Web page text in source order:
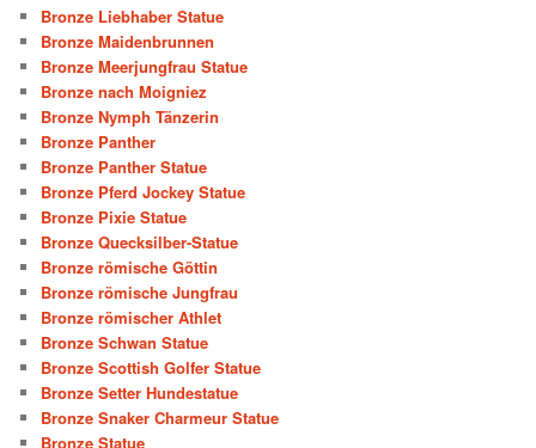
Bronze Liebhaber Statue
Bronze Maidenbrunnen
Bronze Meerjungfrau Statue
Bronze nach Moigniez
Bronze Nymph Tänzerin
Bronze Panther
Bronze Panther Statue
Bronze Pferd Jockey Statue
Bronze Pixie Statue
Bronze Quecksilber-Statue
Bronze römische Göttin
Bronze römische Jungfrau
Bronze römischer Athlet
Bronze Schwan Statue
Bronze Scottish Golfer Statue
Bronze Setter Hundestatue
Bronze Snaker Charmeur Statue
Bronze Statue